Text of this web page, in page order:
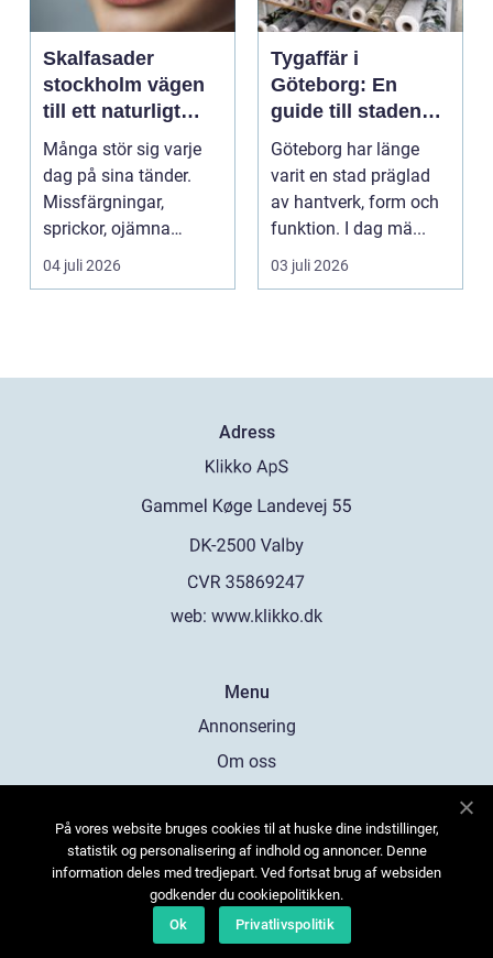
Skalfasader
stockholm vägen
till ett naturligt
vackert leende
Många stör sig varje
dag på sina tänder.
Missfärgningar,
sprickor, ojämna
kanter eller en sned
tandr...
04 juli 2026
Tygaffär i
Göteborg: En
guide till stadens
textila möjligheter
Göteborg har länge
varit en stad präglad
av hantverk, form och
funktion. I dag mä...
03 juli 2026
Adress
web: www.klikko.dk
Menu
Annonsering
Om oss
Kontakta oss
Sitemap
På vores website bruges cookies til at huske dine indstillinger,
statistik og personalisering af indhold og annoncer. Denne
information deles med tredjepart. Ved fortsat brug af websiden
godkender du cookiepolitikken.
Ok
Privatlivspolitik